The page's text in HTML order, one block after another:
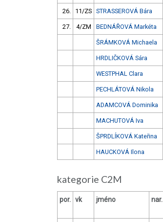
26. 11/ZS STRASSEROVÁ Bára
27. 4/ZM BEDNÁŘOVÁ Markéta
ŠRÁMKOVÁ Michaela
HRDLIČKOVÁ Sára
WESTPHAL Clara
PECHLÁTOVÁ Nikola
ADAMCOVÁ Dominika
MACHUTOVÁ Iva
ŠPRDLÍKOVÁ Kateřina
HAUCKOVÁ Ilona
kategorie C2M
por. vk jméno nar.